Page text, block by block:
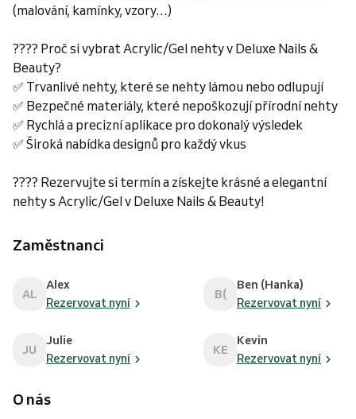
(malování, kamínky, vzory…)
???? Proč si vybrat Acrylic/Gel nehty v Deluxe Nails &
Beauty?
✅ Trvanlivé nehty, které se nehty lámou nebo odlupují
✅ Bezpečné materiály, které nepoškozují přírodní nehty
✅ Rychlá a precizní aplikace pro dokonalý výsledek
✅ Široká nabídka designů pro každý vkus
???? Rezervujte si termín a získejte krásné a elegantní
nehty s Acrylic/Gel v Deluxe Nails & Beauty!
Zaměstnanci
AL
Alex
Rezervovat nyní
B(
Ben (Hanka)
Rezervovat nyní
JU
Julie
Rezervovat nyní
KE
Kevin
Rezervovat nyní
O nás